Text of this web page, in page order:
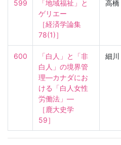
599
「地域福祉」と
ゲリエー
［経済学論集
78(1)］
高
600
「白人」と「非
白人」の境界管
理―カナダにお
ける「白人女性
労働法」―
［鹿大史学
59］
細